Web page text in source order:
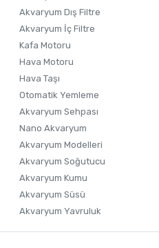
Akvaryum Dış Filtre
Akvaryum İç Filtre
Kafa Motoru
Hava Motoru
Hava Taşı
Otomatik Yemleme
Akvaryum Sehpası
Nano Akvaryum
Akvaryum Modelleri
Akvaryum Soğutucu
Akvaryum Kumu
Akvaryum Süsü
Akvaryum Yavruluk